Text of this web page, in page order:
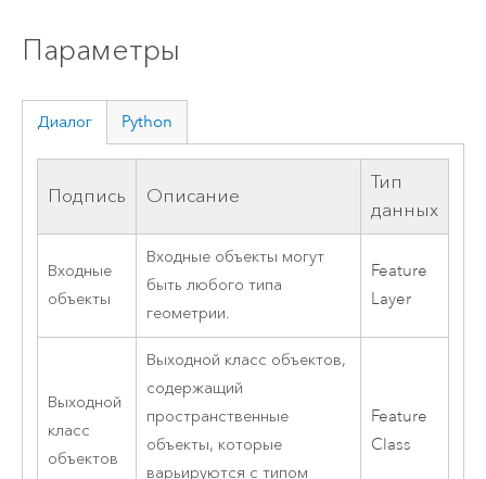
Параметры
Диалог Python
Подпись Описание
Тип
данных
Входные
объекты
Входные объекты могут
быть любого типа
геометрии.
Feature
Layer
Выходной
класс
объектов
Выходной класс объектов,
содержащий
пространственные
объекты, которые
варьируются с типом
Feature
Class